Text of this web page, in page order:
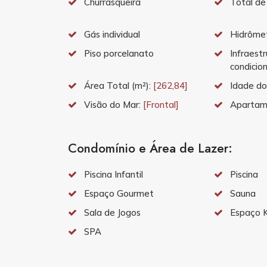
Gás individual
Piso porcelanato
Área Total (m²): [262,84]
Idade
Visão do Mar: [Frontal]
Condomínio e Área de Lazer:
Piscina Infantil
Piscina
Espaço Gourmet
Sauna
Sala de Jogos
Espaço
SPA